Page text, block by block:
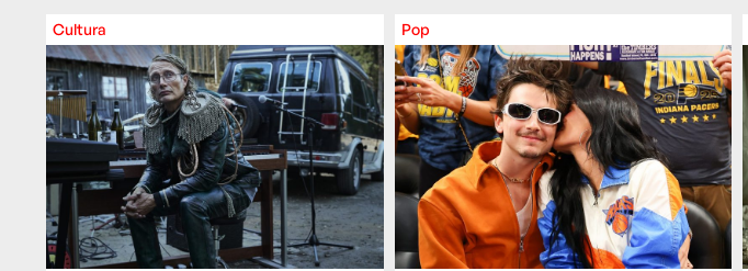
Cultura Pop